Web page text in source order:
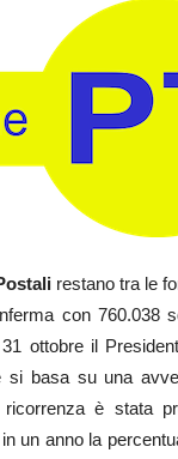
restano tra le
con 760.038
ottobre il
si basa su una
è stata
un anno la